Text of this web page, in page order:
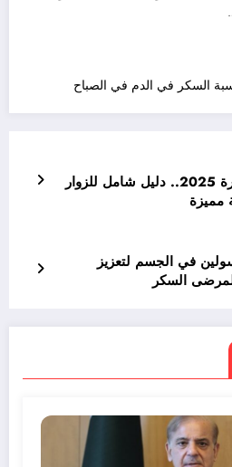
السكر في الدم في الصباح
أسعار تذاكر برج القاهرة 2025.. دليل شامل للزوار
مميزة
في الجسم لتعزيز
السكر